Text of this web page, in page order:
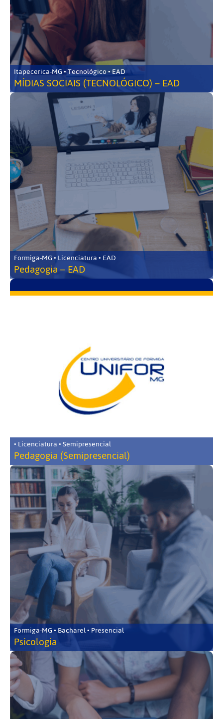
Itapecerica-MG • Tecnológico • EAD
MÍDIAS SOCIAIS (TECNOLÓGICO) – EAD
Formiga-MG • Licenciatura • EAD
Pedagogia – EAD
• Licenciatura • Semipresencial
Pedagogia (Semipresencial)
Formiga-MG • Bacharel • Presencial
Psicologia